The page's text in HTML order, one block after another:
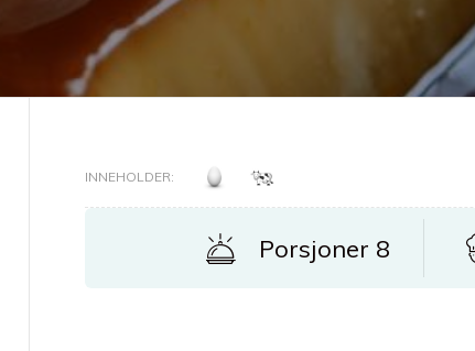
INNEHOLDER:
Porsjoner 8